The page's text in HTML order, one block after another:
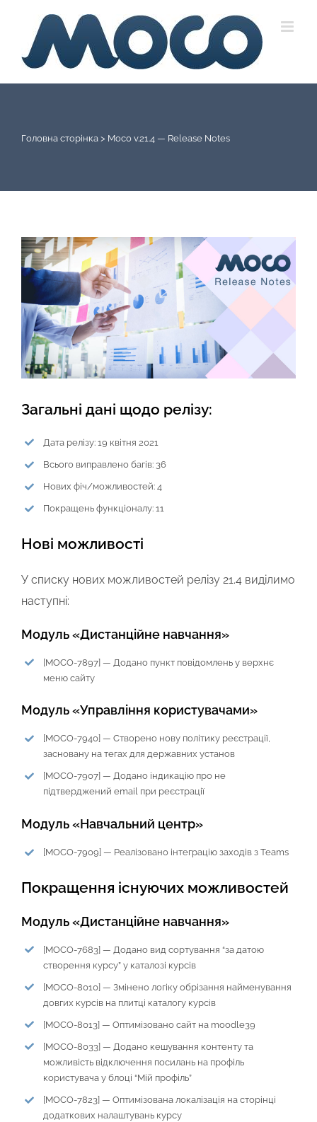
content
Головна сторінка > Moco v.21.4 — Release Notes
View
Larger
Image
Загальні дані щодо релізу:
Дата релізу: 19 квітня 2021
Всього виправлено багів: 36
Нових фіч/можливостей: 4
Покращень функціоналу: 11
Нові можливості
У списку нових можливостей релізу 21.4 виділимо
наступні:
Модуль «Дистанційне навчання»
[MOCO-7897] — Додано пункт повідомлень у верхнє
меню сайту
Модуль «Управління користувачами»
[MOCO-7940] — Створено нову політику реєстрації,
засновану на тегах для державних установ
[MOCO-7907] — Додано індикацію про не
підтверджений email при реєстрації
Модуль «Навчальний центр»
[MOCO-7909] — Реалізовано інтеграцію заходів з Teams
Покращення існуючих можливостей
Модуль «Дистанційне навчання»
[MOCO-7683] — Додано вид сортування “за датою
створення курсу” у каталозі курсів
[MOCO-8010] — Змінено логіку обрізання найменування
довгих курсів на плитці каталогу курсів
[MOCO-8013] — Оптимізовано сайт на moodle39
[MOCO-8033] — Додано кешування контенту та
можливість відключення посилань на профіль
користувача у блоці “Мій профіль”
[MOCO-7823] — Оптимізована локалізація на сторінці
додаткових налаштувань курсу